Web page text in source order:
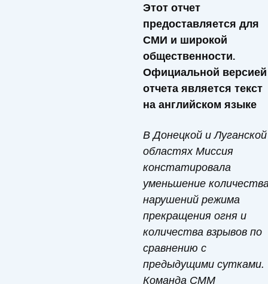
Этот отчет
предоставляется для
СМИ и широкой
общественности.
Официальной версией
отчета является текст
на английском языке
В Донецкой и Луганской
областях Миссия
констатировала
уменьшение
нарушений режима
прекращения огня и
количества взрывов по
сравнению с
предыдущими сутками.
Команда СММ